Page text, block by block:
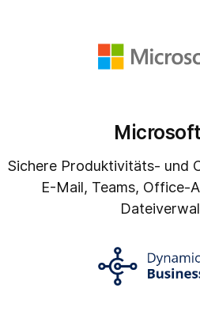
Sichere Produktivitäts- und
E-Mail, Teams, Office-